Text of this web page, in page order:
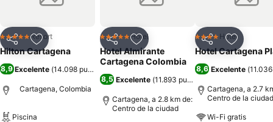
CompartirAgregar a favoritos
5 EstrellasResort
Hilton Cartagena
8,9 Excelente (14.098 puntuaciones)
Cartagena, Colombia
Piscina
CompartirAgregar a favoritos
5 EstrellasHotel
Hotel Almirante
Cartagena Colombia
8,5 Excelente (11.893 puntuaciones
Cartagena, a 2.8 km de:
Centro de la ciudad
CompartirAgregar
4 EstrellasHotel
Hotel Cartagena
8,6 Excelente (
Cartagena, a 2.7
Centro de la ciudad
Wi-Fi gratis